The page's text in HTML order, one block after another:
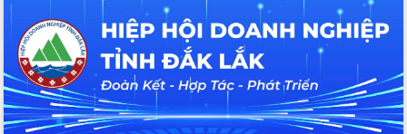
Hội thảo khoa học “Giải pháp thúc đẩy
phát triển nền kinh tế xanh tại tỉnh
Đắk Lắk”
Tăng cường giám sát, đôn đốc thực
hiện nhiệm vụ quản lý tài sản công
hàng tuần